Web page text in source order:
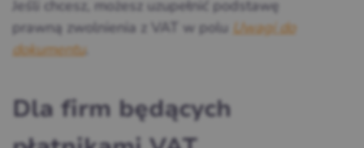
Jeśli chcesz, możesz uzupełnić podstawę
prawną zwolnienia z VAT w polu Uwagi do
dokumentu.
Dla firm będących